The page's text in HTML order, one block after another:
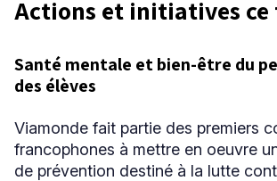
Actions et initiatives
Santé mentale et bien-être du
des élèves
Viamonde fait partie des premiers
francophones à mettre en oeuvre
de prévention destiné à la lutte